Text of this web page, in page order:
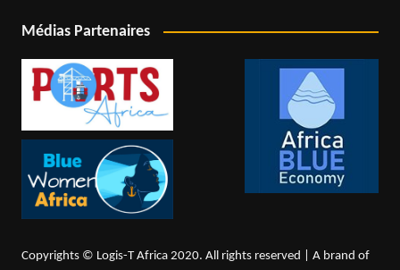
Médias Partenaires
Copyrights © Logis-T Africa 2020. All rights reserved | A brand of